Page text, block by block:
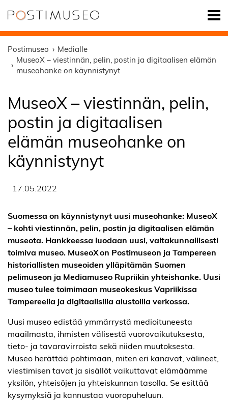
Postimuseo
Medialle
MuseoX – viestinnän, pelin, postin ja digitaalisen elämän
museohanke on käynnistynyt
MuseoX – viestinnän, pelin,
postin ja digitaalisen
elämän museohanke on
käynnistynyt
17.05.2022
Suomessa on käynnistynyt uusi museohanke: MuseoX
– kohti viestinnän, pelin, postin ja digitaalisen elämän
museota. Hankkeessa luodaan uusi, valtakunnallisesti
toimiva museo. MuseoX on Postimuseon ja Tampereen
historiallisten museoiden ylläpitämän Suomen
pelimuseon ja Mediamuseo Rupriikin yhteishanke. Uusi
museo tulee toimimaan museokeskus Vapriikissa
Tampereella ja digitaalisilla alustoilla verkossa.
Uusi museo edistää ymmärrystä medioituneesta
maailmasta, ihmisten välisestä vuorovaikutuksesta,
tieto- ja tavaravirroista sekä niiden muutoksesta.
Museo herättää pohtimaan, miten eri kanavat, välineet,
viestimisen tavat ja sisällöt vaikuttavat elämäämme
yksilön, yhteisöjen ja yhteiskunnan tasolla. Se esittää
kysymyksiä ja kannustaa vuoropuheluun.